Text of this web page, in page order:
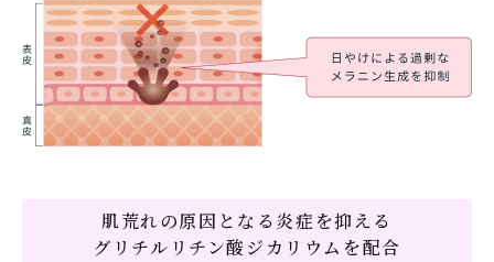
肌荒れの原因となる炎症を抑える
グリチルリチン酸ジカリウムを配合